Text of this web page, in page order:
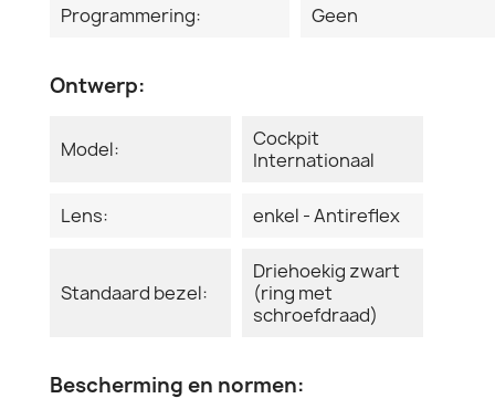
Programmering: Geen
Ontwerp:
Model:
Cockpit
Internationaal
Lens: enkel - Antireflex
Standaard bezel:
Driehoekig zwart
(ring met
schroefdraad)
Bescherming en normen: